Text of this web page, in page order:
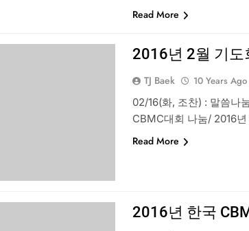
Read More
2016년 2월 기도
TJ Baek 10 Years Ago
02/16(화, 조찬) : 말씀나
CBMC대회 나눔/ 2016년
Read More
2016년 한국